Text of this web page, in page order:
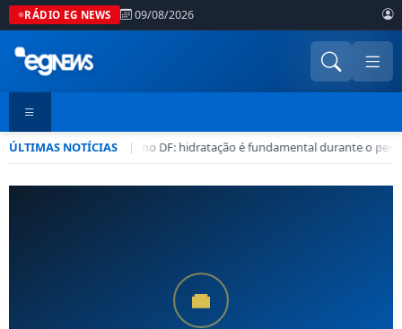
RÁDIO EG NEWS 09/08/2026
ÚLTIMAS NOTÍCIAS |
Seca no DF: hidratação é fundamental durante o •